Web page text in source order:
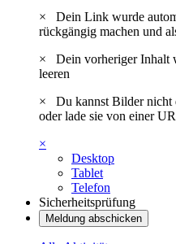
×
Dein Link wurde
rückgängig machen und
×
Dein vorheriger Inhalt
leeren
×
Du kannst Bilder nicht
oder lade sie von einer
×
Desktop
Tablet
Telefon
Sicherheitsprüfung
Meldung abschicken